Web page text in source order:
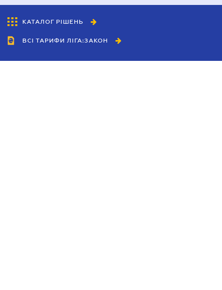
КАТАЛОГ РІШЕНЬ
ВСІ ТАРИФИ ЛІГА:ЗАКОН